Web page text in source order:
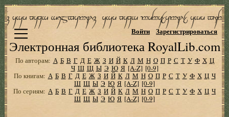
Электронная библиотека RoyalLib.com
Войти Зарегистрироваться
По авторам: А Б В Г Д Е Ж З И Й К Л М Н О П Р С Т У Ф Х Ц
Ч Ш Щ Ы Э Ю Я [A-Z] [0-9]
По книгам: А Б В Г Д Е Ж З И Й К Л М Н О П Р С Т У Ф Х Ц Ч
Ш Щ Ы Э Ю Я [A-Z] [0-9]
По сериям: А Б В Г Д Е Ж З И Й К Л М Н О П Р С Т У Ф Х Ц Ч
Ш Щ Ы Э Ю Я [A-Z] [0-9]